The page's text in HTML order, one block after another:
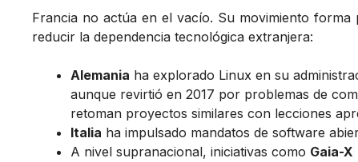
Francia no actúa en el vacío. Su movimiento
reducir la dependencia tecnológica extranjera:
Alemania ha explorado Linux en su
aunque revirtió en 2017 por problemas de
retoman proyectos similares con lecciones
Italia ha impulsado mandatos de software
A nivel supranacional, iniciativas como Gaia-X